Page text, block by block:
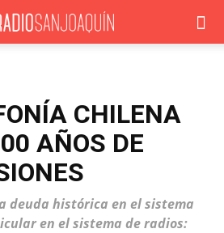
CHILENA
AÑOS DE
deuda histórica en el sistema
en el sistema de radios: